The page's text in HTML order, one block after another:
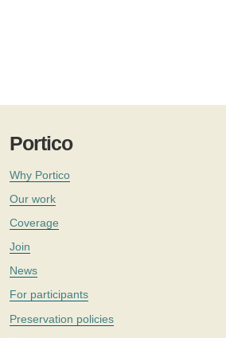
Portico
Why Portico
Our work
Coverage
Join
News
For participants
Preservation policies